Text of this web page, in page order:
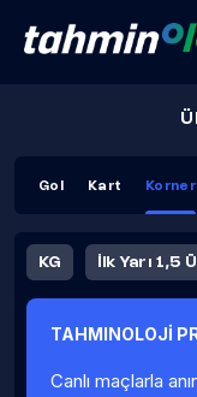
Gol Kart Korner
KG İlk Yarı 1,5
Fauller Ortalama
TAHMINOLOJİ
Canlı maçlarla